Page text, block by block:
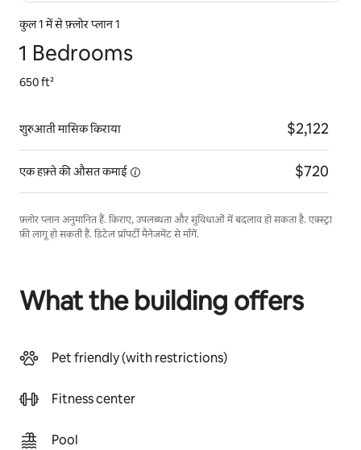
कुल 1 में से फ़्लोर प्लान 1
1 Bedrooms
650 ft²
शुरुआती मासिक किराया $2,122
एक हफ़्ते की औसतकमाई $720
फ़्लोर प्लान अनुमानित हैं. किराए, उपलब्धता और सुविधाओं में बदलाव हो सकता है. एक्स्ट्रा
फ़ी लागू हो सकती हैं. डिटेल प्रॉपर्टी मैनेजमेंट से माँगें.
What the building offers
Pet friendly (with restrictions)
Fitness center
Pool